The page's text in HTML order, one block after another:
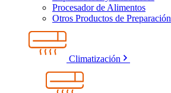
Procesador de Alimentos
Otros Productos de Preparación
Climatización